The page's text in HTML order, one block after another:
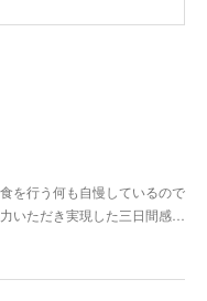
を行う何も自慢しているので
いただき実現した三日間感…